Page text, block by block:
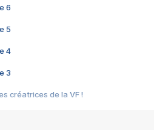
6
5
4
3
créatrices de la VF !